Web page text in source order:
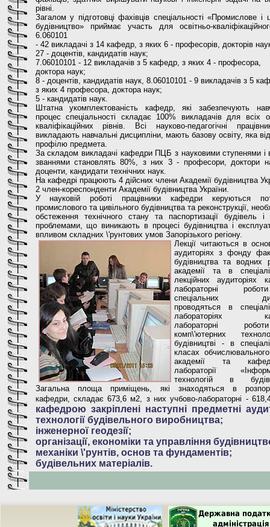
рівні.
Загалом у підготовці фахівців спеціальності «Промислове і
будівництво» приймає участь для освітньо-
6.060101
- 42 викладачі з 14 кафедр, з яких 6 - професорів, докторів
27 - доцентів, кандидатів наук;
7.06010101 - 12 викладачів з 5 кафедр, з яких 4 - професора,
доктора наук;
8 - доцентів, кандидатів наук, 8.06010101 - 9 викладачів з 5
з яких 4 професора, доктора наук;
5 - кандидатів наук.
Штатна укомплектованість кафедр, які забезпечують
процес спеціальності складає 100% викладачів для всіх
кваліфікаційних рівнів. Всі науково-педагогічні
викладають навчальні дисципліни, мають базову освіту, яка
профілю предмета.
За складом викладачі кафедри ПЦБ з науковими ступенями і
званнями становлять 80%, з них 3 - професори, доктори
доценти, кандидати технічних наук.
На кафедрі працюють 4 дійсних члени Академії будівництва
2 член-кореспонденти Академії будівництва України.
У науковій роботі працівники кафедри керуються
промислового та цивільного будівництва та реконструкції,
обстеження технічного стану та паспортизації будівель і
проблемами, що виникають в процесі будівництва і
впливом складних \'рунтових умов Запорізького регіону.
Лекції читаються в
аудиторіях з фонду
будівництва та водних
академії та в
лекційних аудиторіях
лабораторні
спеціальних
проводяться в
лабораторіях
лабораторні
комп\'ютерних
будівництві - в
класах
академії та
лабораторії
технологій в
Загальна площа приміщень, які знаходяться в
кафедри, складає 673,6 м2, з них учбово-лабораторні -
кафедрою закріплені наступні предметні
технології будівельного виробництва;
інженерної геодезії;
організації, економіки та управління
механіки \'рунтів, основ та фундаментів;
будівельних матеріалів.